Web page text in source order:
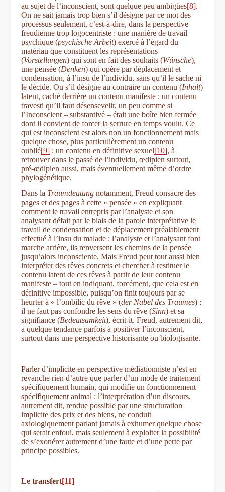
au sujet de l’inconscient, sont quelque peu ambigües[8].
On ne sait jamais trop bien s’il désigne par ce mot des
processus seulement, c’est-à-dire, dans la perspective
freudienne trop logocentriste : une manière de travail
psychique (psychische Arbeit) exercé à l’égard du
matériau que constituent les représentations
(Vorstellungen) qui sont en fait des souhaits (Wünsche),
une pensée (Denken) qui opère par déplacement et
condensation, à l’insu de l’individu, sans qu’il le sache ni
le décide. Ou s’il désigne au contraire un contenu (Inhalt)
latent, caché derrière un contenu manifeste : un contenu
travesti qu’il faut désensevelir, un peu comme si
l’Inconscient ‒ substantivé ‒ était une boîte bien fermée
dont il convient de forcer la serrure en temps voulu. Ce
qui est inconscient est alors non un fonctionnement mais
quelque chose, plus particulièrement un contenu
oublié[9] : un contenu en définitive sexuel[10], à
retrouver dans le passé de l’individu, œdipien surtout,
pré-œdipien aussi, mais éventuellement même d’ordre
phylogénétique.
Dans la Traumdeutung notamment, Freud consacre des
pages et des pages à cette « pensée » en expliquant
comment le travail entrepris par l’analyste et son
analysant défait par le biais de la parole interprétative le
travail de condensation et de déplacement préalablement
effectué à l’insu du malade : l’analyste et l’analysant font
marche arrière, ils renversent les chemins de la pensée
jusqu’alors inconsciente. Mais Freud peut tout aussi bien
interpréter des rêves concrets et chercher à restituer le
contenu latent de ces rêves à partir de leur contenu
manifeste ‒ tout en indiquant, forcément, que cela est en
définitive impossible, puisqu’on finit toujours par se
heurter à « l’ombilic du rêve » (der Nabel des Traumes) :
il ne faut pas confondre les sens du rêve (Sinn) et sa
signifiance (Bedeutsamkeit), écrit-it. Freud, autrement dit,
a quelque tendance parfois à positiver l’inconscient,
surtout dans une perspective historisante ou biologisante.
Parler d’implicite en perspective médiationniste n’est en
revanche rien d’autre que parler d’un mode de traitement
spécifiquement humain, qui modifie un fonctionnement
spécifiquement animal : l’interprétation d’un discours,
autrement dit, rendue possible par une structuration
implicite des prix et des biens, ne conduit
axiologiquement parlant jamais à exhumer quelque chose
qui serait enfoui, mais seulement à exploiter la possibilité
de s’exonérer autrement d’une faute et d’une perte par
principe possibles.
Le transfert[11]